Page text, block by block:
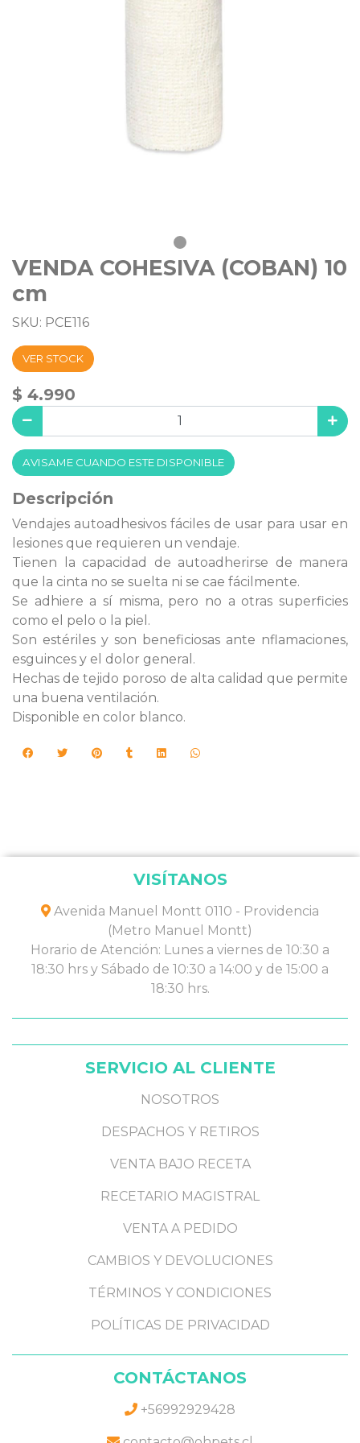
VENDA COHESIVA (COBAN) 10
cm
SKU: PCE116
VER STOCK
$ 4.990
AVISAME CUANDO ESTE DISPONIBLE
Descripción
Vendajes autoadhesivos fáciles de usar para usar en
lesiones que requieren un vendaje.
Tienen la capacidad de autoadherirse de manera
que la cinta no se suelta ni se cae fácilmente.
Se adhiere a sí misma, pero no a otras superficies
como el pelo o la piel.
Son estériles y son beneficiosas ante nflamaciones,
esguinces y el dolor general.
Hechas de tejido poroso de alta calidad que permite
una buena ventilación.
Disponible en color blanco.
VISÍTANOS
Avenida Manuel Montt 0110 - Providencia
(Metro Manuel Montt)
Horario de Atención: Lunes a viernes de 10:30 a
18:30 hrs y Sábado de 10:30 a 14:00 y de 15:00 a
18:30 hrs.
SERVICIO AL CLIENTE
NOSOTROS
DESPACHOS Y RETIROS
VENTA BAJO RECETA
RECETARIO MAGISTRAL
VENTA A PEDIDO
CAMBIOS Y DEVOLUCIONES
TÉRMINOS Y CONDICIONES
POLÍTICAS DE PRIVACIDAD
CONTÁCTANOS
+56992929428